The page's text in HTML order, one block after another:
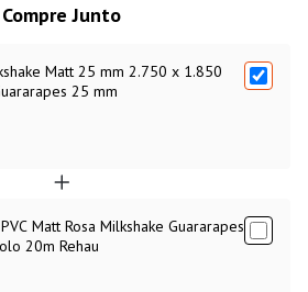
Compre Junto
Matt 25 mm 2.750 x 1.850
25 mm
Matt Rosa Milkshake Guararapes
20m Rehau